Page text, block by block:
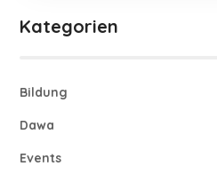
Kategorien
Bildung
Dawa
Events